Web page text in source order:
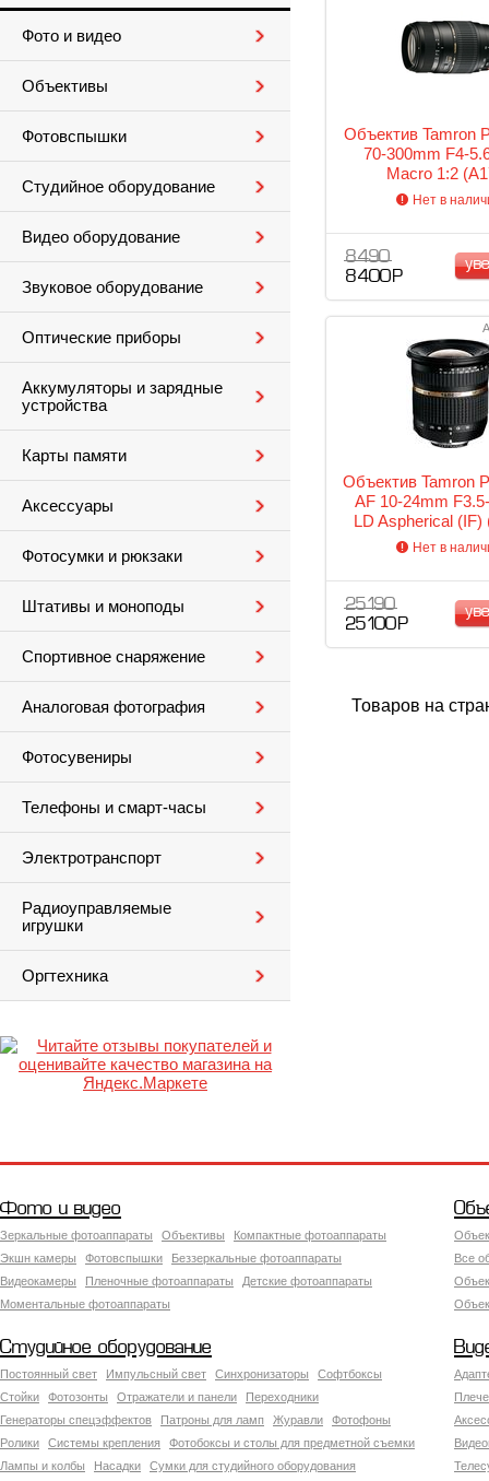
Фото и видео
Объективы
Фотовспышки
Студийное оборудование
Видео оборудование
Звуковое оборудование
Оптические приборы
Аккумуляторы и зарядные
устройства
Карты памяти
Аксессуары
Фотосумки и рюкзаки
Штативы и моноподы
Спортивное снаряжение
Аналоговая фотография
Фотосувениры
Телефоны и смарт-часы
Электротранспорт
Радиоуправляемые
игрушки
Оргтехника
Объектив Tamron
70-300mm F4-
Macro 1:2
Нет в
8 490
8 400 Р
Объектив Tamron
AF 10-24mm
LD Aspherical (IF)
Нет в
25 190
25 100 Р
Товаров на
Фото и видео
Зеркальные фотоаппараты Объективы
Компактные фотоаппараты
Экшн камеры
Фотовспышки
Беззеркальные фотоаппараты
Видеокамеры
Пленочные фотоаппараты
Детские фотоаппараты
Моментальные фотоаппараты
Все
Студийное оборудование
Постоянный свет Импульсный свет Синхронизаторы
Софтбоксы
Стойки
Фотозонты Отражатели и панели
Переходники
Генераторы спецэффектов
Патроны для ламп Журавли
Фотофоны
Ролики
Системы крепления
Фотобоксы и столы для предметной съемки
Лампы и колбы
Насадки
Сумки для студийного оборудования